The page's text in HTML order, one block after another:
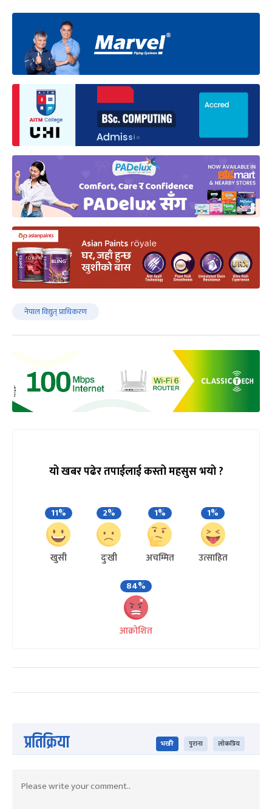
नेपाल विद्युत् प्राधिकरण
यो खबर पढेर तपाईलाई कस्तो महसुस भयो ?
11%
खुसी
2%
दुःखी
1%
अचम्मित
1%
उत्साहित
84%
आक्रोशित
प्रतिक्रिया भर्खरै पुराना लोकप्रिय